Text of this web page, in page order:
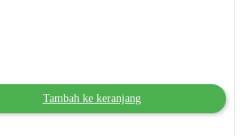
Tambah ke keranjang